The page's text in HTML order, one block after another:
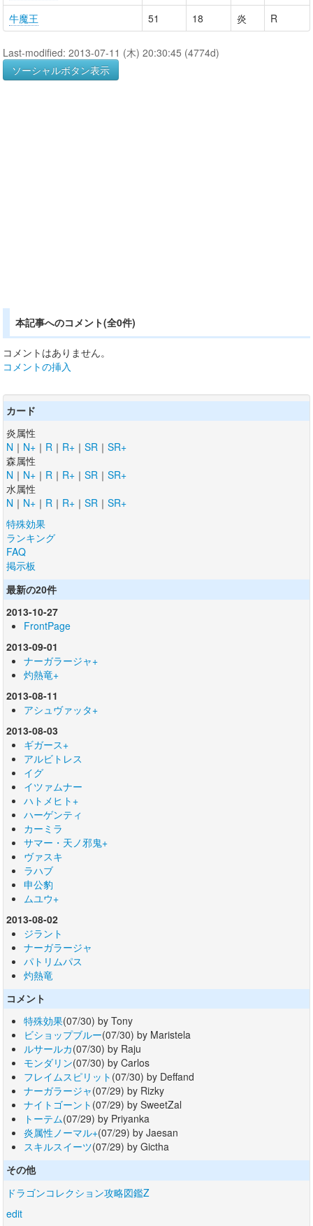
牛魔王
51 18 炎 R
Last-modified: 2013-07-11 (木) 20:30:45 (4774d)
ソーシャルボタン表示
本記事へのコメント(全0件)
コメントはありません。
コメントの挿入
カード
炎属性
N ｜ N+ ｜ R ｜ R+ ｜ SR ｜ SR+
森属性
N ｜ N+ ｜ R ｜ R+ ｜ SR ｜ SR+
水属性
N ｜ N+ ｜ R ｜ R+ ｜ SR ｜ SR+
特殊効果
ランキング
FAQ
掲示板
最新の20件
2013-10-27
FrontPage
2013-09-01
ナーガラージャ+
灼熱竜+
2013-08-11
アシュヴァッタ+
2013-08-03
ギガース+
アルビトレス
イグ
イツァムナー
ハトメヒト+
ハーゲンティ
カーミラ
サマー・天ノ邪鬼+
ヴァスキ
ラハブ
申公豹
ムユウ+
2013-08-02
ジラント
ナーガラージャ
パトリムパス
灼熱竜
コメント
特殊効果(07/30) by Tony
ビショップブルー(07/30) by Maristela
ルサールカ(07/30) by Raju
モンダリン(07/30) by Carlos
フレイムスピリット (07/30) by Deffand
ナーガラージャ(07/29) by Rizky
ナイトゴーント (07/29) by SweetZal
トーテム(07/29) by Priyanka
炎属性ノーマル+(07/29) by Jaesan
スキルスイーツ(07/29) by Gictha
その他
ドラゴンコレクション攻略図鑑Z
edit